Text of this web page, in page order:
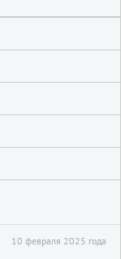
10 февраля 2025 года